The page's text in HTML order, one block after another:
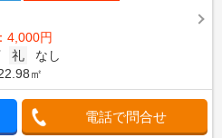
4,000円
礼
なし
㎡
電話で問合せ